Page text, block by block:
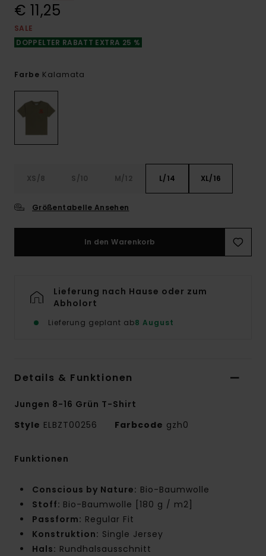
€ 11,25
SALE
DOPPELTER RABATT EXTRA 25 %
Farbe Kalamata
XS/8 S/10 M/12 L/14 XL/16
Größentabelle Ansehen
In den Warenkorb
Lieferung nach Hause oder zum
Abholort
Lieferung geplant ab8 August
Details & Funktionen
Jungen 8-16 Grün T-Shirt
Style ELBZT00256 Farbcode gzh0
Funktionen
Conscious by Nature: Bio-Baumwolle
Stoff: Bio-Baumwolle [180 g / m2]
Passform: Regular Fit
Konstruktion: Single Jersey
Hals: Rundhalsausschnitt